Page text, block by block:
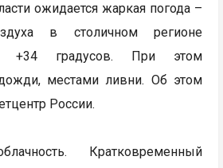
ожидается жаркая погода –
в столичном регионе
+34 градусов. При этом
местами ливни. Об этом
России.
Кратковременный